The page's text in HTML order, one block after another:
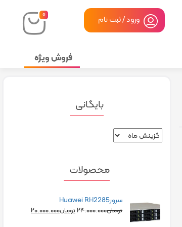
۰ ورود / ثبت نام
فروش ویژه
بایگانی
محصولات
سرورHuawei RH2285
تومان۲۴.۰۰۰.۰۰۰تومان۲۰.۰۰۰.۰۰۰